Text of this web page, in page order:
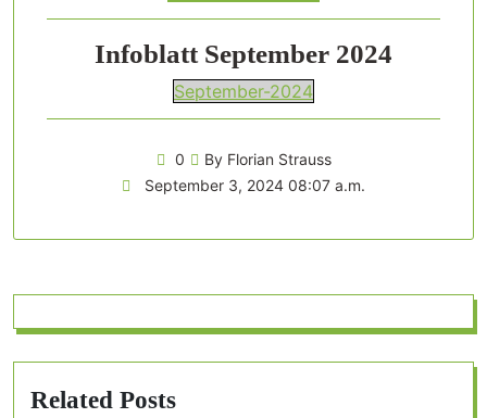
Infoblatt September 2024
September-2024
0
By Florian Strauss
September 3, 2024 08:07 a.m.
Related Posts